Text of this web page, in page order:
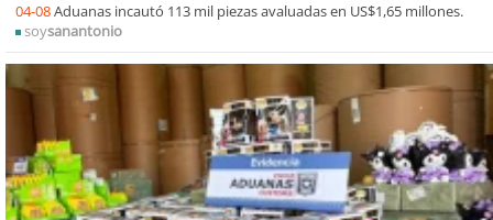
04-08Aduanas incautó 113 mil piezas avaluadas en US$1,65 millones.
soysanantonio